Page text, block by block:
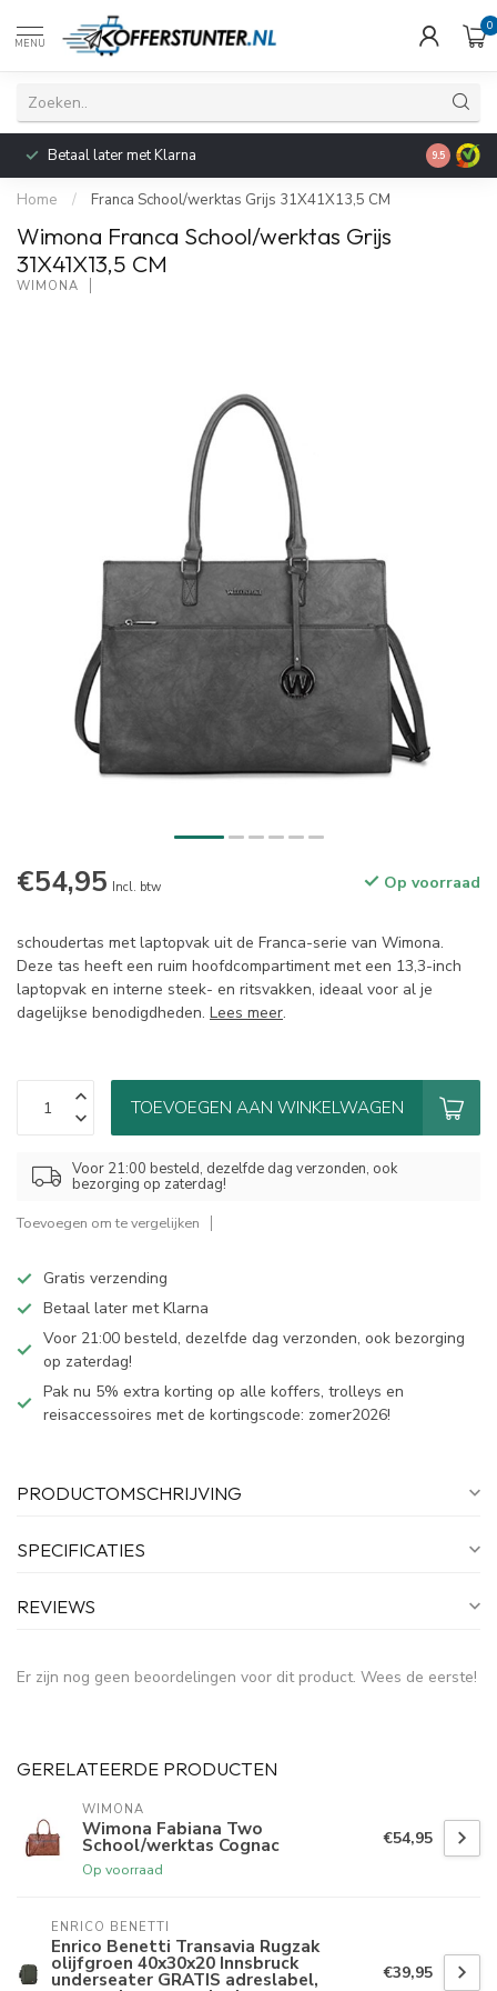
MENU
0
Betaal later met Klarna Voor
9.5
Home / Franca School/werktas Grijs 31X41X13,5 CM
Wimona Franca School/werktas Grijs
31X41X13,5 CM
WIMONA
€54,95 Incl. btw Op voorraad
schoudertas met laptopvak uit de Franca-serie van Wimona.
Deze tas heeft een ruim hoofdcompartiment met een 13,3-inch
laptopvak en interne steek- en ritsvakken, ideaal voor al je
dagelijkse benodigdheden. Lees meer.
TOEVOEGEN AAN WINKELWAGEN
Voor 21:00 besteld, dezelfde dag verzonden, ook
bezorging op zaterdag!
Toevoegen om te vergelijken
Gratis verzending
Betaal later met Klarna
Voor 21:00 besteld, dezelfde dag verzonden, ook bezorging
op zaterdag!
Pak nu 5% extra korting op alle koffers, trolleys en
reisaccessoires met de kortingscode: zomer2026!
PRODUCTOMSCHRIJVING
SPECIFICATIES
REVIEWS
Er zijn nog geen beoordelingen voor dit product. Wees de eerste!
GERELATEERDE PRODUCTEN
WIMONA
Wimona Fabiana Two
School/werktas Cognac
Op voorraad
€54,95
ENRICO BENETTI
Enrico Benetti Transavia Rugzak
olijfgroen 40x30x20 Innsbruck
underseater GRATIS adreslabel, €39,95